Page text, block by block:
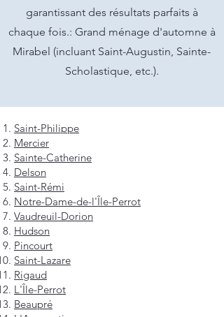
garantissant des résultats parfaits à
chaque fois.: Grand ménage d'automne à
Mirabel (incluant Saint-Augustin, Sainte-
Scholastique, etc.).
Saint-Philippe
Mercier
Sainte-Catherine
Delson
Saint-Rémi
Notre-Dame-de-l'Île-Perrot
Vaudreuil-Dorion
Hudson
Pincourt
Saint-Lazare
Rigaud
L'Île-Perrot
Beaupré